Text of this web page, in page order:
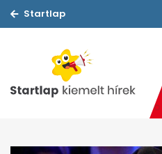
Startlap